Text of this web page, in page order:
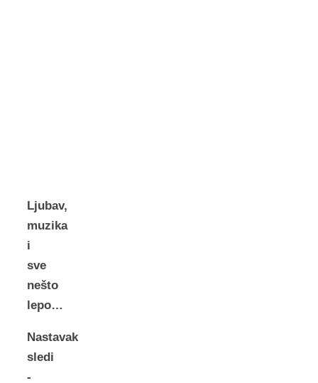
Ljubav,
muzika
i
sve
nešto
lepo…
Nastavak
sledi
-